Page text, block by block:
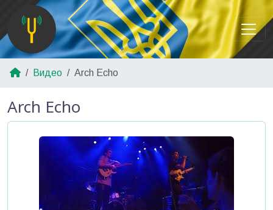
Видео Arch Echo
Arch Echo